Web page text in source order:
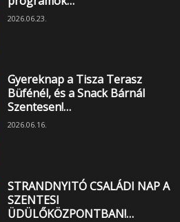
2026.06.23.
Gyereknap a Tisza Terasz
Büfénél, és a Snack Bárnál
Szentesen!…
2026.06.16.
STRANDNYITÓ CSALÁDI NAP A
SZENTESI
ÜDÜLŐKÖZPONTBAN!…